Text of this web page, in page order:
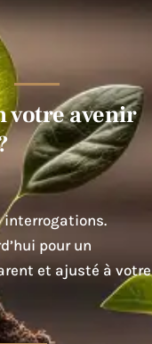
votre avenir
interrogations.
pour un
et ajusté à votre